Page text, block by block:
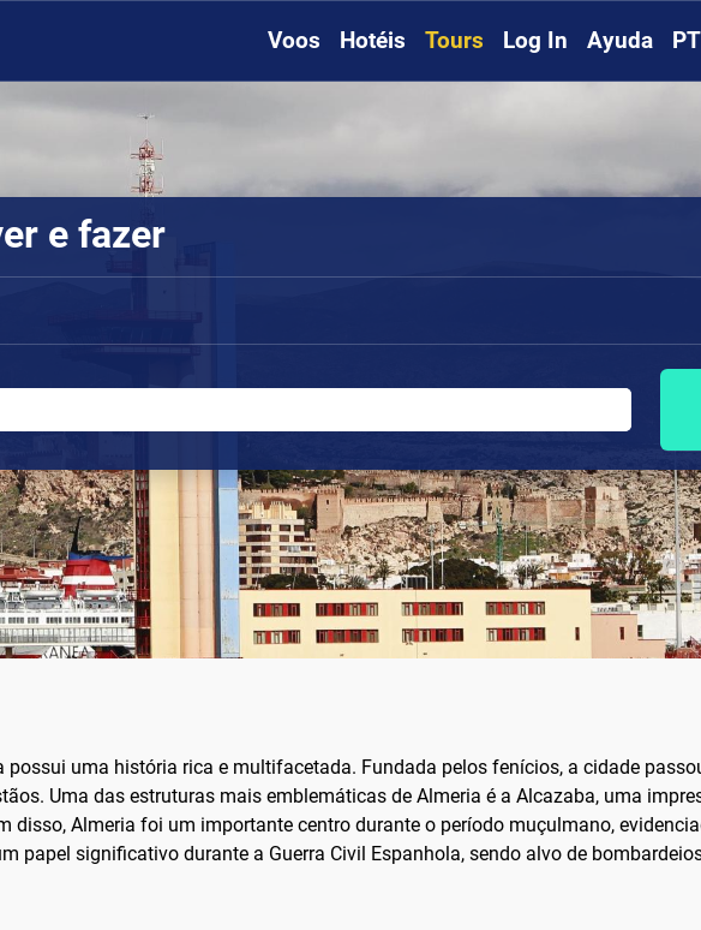
Voos Hotéis Tours Log In Ayuda
e fazer
possui uma história rica e multifacetada. Fundada pelos fenícios, a cidade
Uma das estruturas mais emblemáticas de Almeria é a Alcazaba, uma
disso, Almeria foi um importante centro durante o período muçulmano,
papel significativo durante a Guerra Civil Espanhola, sendo alvo de